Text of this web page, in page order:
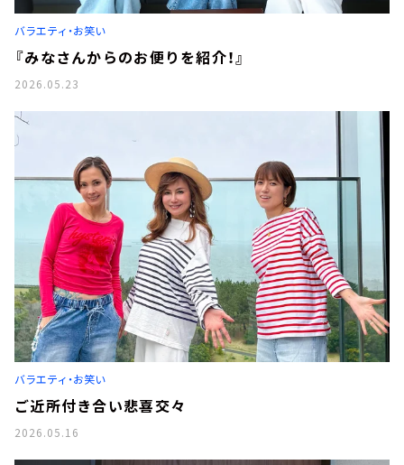
バラエティ・お笑い
『みなさんからのお便りを紹介！』
2026.05.23
バラエティ・お笑い
ご近所付き合い悲喜交々
2026.05.16